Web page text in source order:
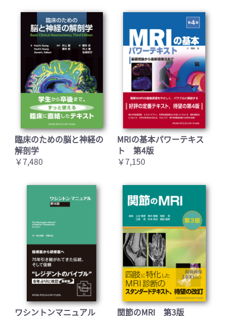
臨床のための脳と神経の
解剖学
￥7,480
MRIの基本パワーテキス
ト 第4版
￥7,150
ワシントンマニュアル 関節のMRI 第3版